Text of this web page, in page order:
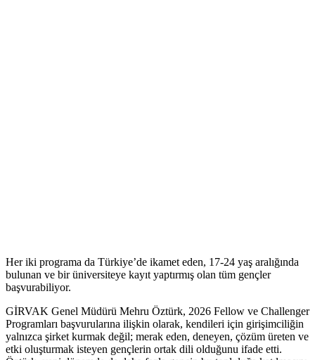
Her iki programa da Türkiye’de ikamet eden, 17-24 yaş aralığında
bulunan ve bir üniversiteye kayıt yaptırmış olan tüm gençler
başvurabiliyor.
GİRVAK Genel Müdürü Mehru Öztürk, 2026 Fellow ve Challenger
Programları başvurularına ilişkin olarak, kendileri için girişimciliğin
yalnızca şirket kurmak değil; merak eden, deneyen, çözüm üreten ve
etki oluşturmak isteyen gençlerin ortak dili olduğunu ifade etti.